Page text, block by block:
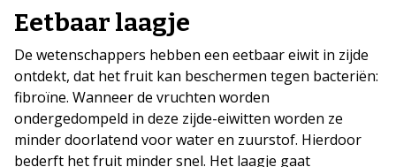
Eetbaar laagje
De wetenschappers hebben een eetbaar eiwit in zijde
ontdekt, dat het fruit kan beschermen tegen bacteriën:
fibroïne. Wanneer de vruchten worden
ondergedompeld in deze zijde-eiwitten worden ze
minder doorlatend voor water en zuurstof. Hierdoor
bederft het fruit minder snel. Het laagje gaat